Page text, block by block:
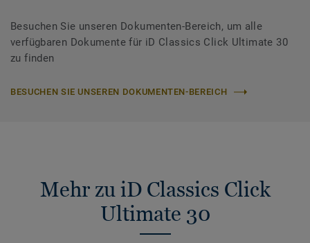
Besuchen Sie unseren Dokumenten-Bereich, um alle
verfügbaren Dokumente für iD Classics Click Ultimate 30
zu finden
BESUCHEN SIE UNSEREN DOKUMENTEN-BEREICH
Mehr zu iD Classics Click
Ultimate 30